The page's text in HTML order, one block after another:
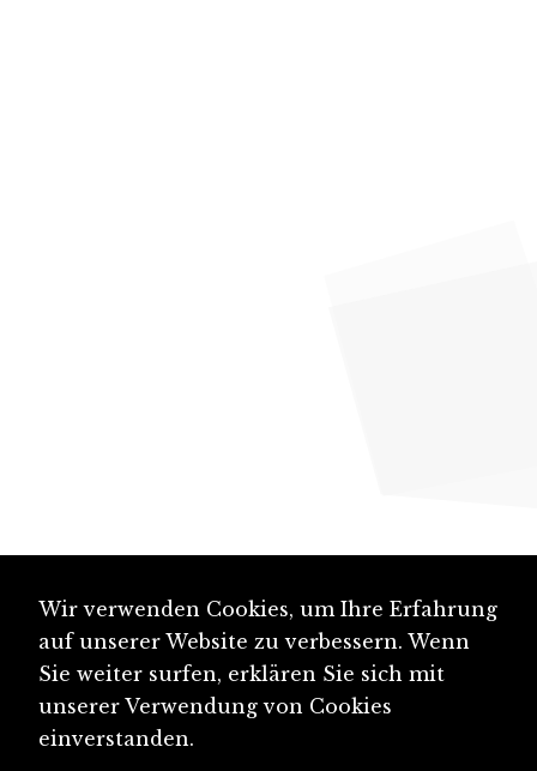
Wir verwenden Cookies, um Ihre Erfahrung
auf unserer Website zu verbessern. Wenn
Sie weiter surfen, erklären Sie sich mit
unserer Verwendung von Cookies
einverstanden.